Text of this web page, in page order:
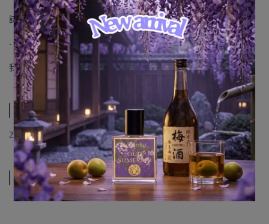
「Mélodie de ĹAmour」是受到泰國詩人也是調香師的父親Montri的
詩歌啟發→甜蜜的幸福和愛情的魔法。
-
我對妳的感覺，就像一個空蕩蕩的房間，一朵盛開的花朵。
規格說明
2.5ML 原廠試管。
運送方式